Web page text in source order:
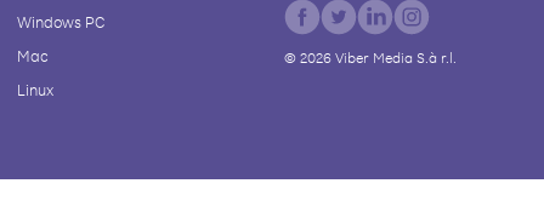
Windows PC
Mac
Linux
© 2026Viber Media S.à r.l.